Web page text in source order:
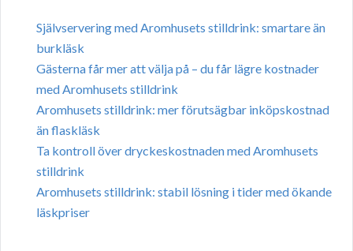
Självservering med Aromhusets stilldrink: smartare än
burkläsk
Gästerna får mer att välja på – du får lägre kostnader
med Aromhusets stilldrink
Aromhusets stilldrink: mer förutsägbar inköpskostnad
än flaskläsk
Ta kontroll över dryckeskostnaden med Aromhusets
stilldrink
Aromhusets stilldrink: stabil lösning i tider med ökande
läskpriser